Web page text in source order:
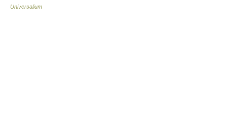
Universalium